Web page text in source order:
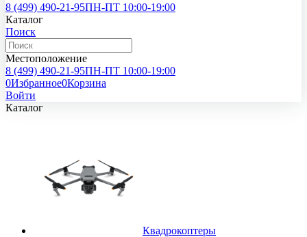
8 (499) 490-21-95ПН-ПТ 10:00-19:00
Каталог
Поиск
Местоположение
8 (499) 490-21-95ПН-ПТ 10:00-19:00
0Избранное0Корзина
Войти
Каталог
Квадрокоптеры